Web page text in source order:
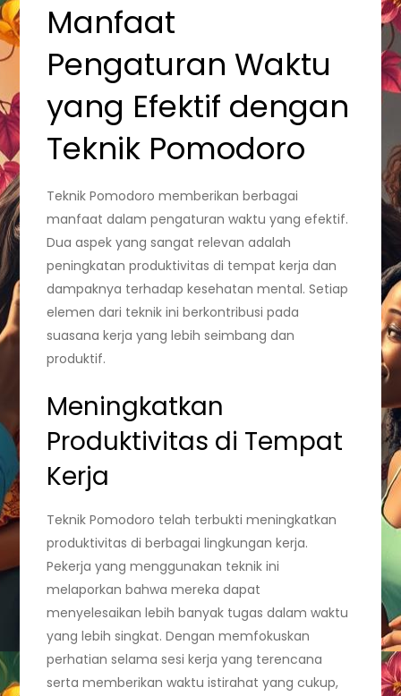
Manfaat
Pengaturan Waktu
yang Efektif dengan
Teknik Pomodoro
Teknik Pomodoro memberikan berbagai
manfaat dalam pengaturan waktu yang efektif.
Dua aspek yang sangat relevan adalah
peningkatan produktivitas di tempat kerja dan
dampaknya terhadap kesehatan mental. Setiap
elemen dari teknik ini berkontribusi pada
suasana kerja yang lebih seimbang dan
produktif.
Meningkatkan
Produktivitas di Tempat
Kerja
Teknik Pomodoro telah terbukti meningkatkan
produktivitas di berbagai lingkungan kerja.
Pekerja yang menggunakan teknik ini
melaporkan bahwa mereka dapat
menyelesaikan lebih banyak tugas dalam waktu
yang lebih singkat. Dengan memfokuskan
perhatian selama sesi kerja yang terencana
serta memberikan waktu istirahat yang cukup,